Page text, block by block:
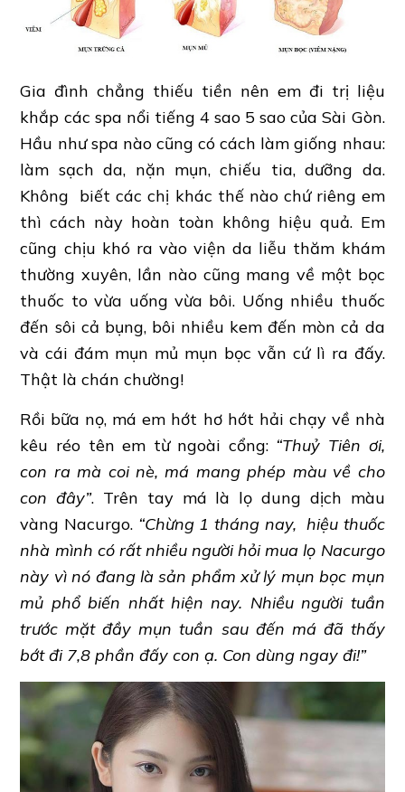
Gia đình chẳng thiếu tiền nên em đi trị liệu
khắp các spa nổi tiếng 4 sao 5 sao của Sài Gòn.
Hầu như spa nào cũng có cách làm giống nhau:
làm sạch da, nặn mụn, chiếu tia, dưỡng da.
Không biết các chị khác thế nào chứ riêng em
thì cách này hoàn toàn không hiệu quả. Em
cũng chịu khó ra vào viện da liễu thăm khám
thường xuyên, lần nào cũng mang về một bọc
thuốc to vừa uống vừa bôi. Uống nhiều thuốc
đến sôi cả bụng, bôi nhiều kem đến mòn cả da
và cái đám mụn mủ mụn bọc vẫn cứ lì ra đấy.
Thật là chán chường!
Rồi bữa nọ, má em hớt hơ hớt hải chạy về nhà
kêu réo tên em từ ngoài cổng: “Thuỷ Tiên ơi,
con ra mà coi nè, má mang phép màu về cho
con đây”. Trên tay má là lọ dung dịch màu
vàng Nacurgo. “Chừng 1 tháng nay, hiệu thuốc
nhà mình có rất nhiều người hỏi mua lọ Nacurgo
này vì nó đang là sản phẩm xử lý mụn bọc mụn
mủ phổ biến nhất hiện nay. Nhiều người tuần
trước mặt đầy mụn tuần sau đến má đã thấy
bớt đi 7,8 phần đấy con ạ. Con dùng ngay đi!”